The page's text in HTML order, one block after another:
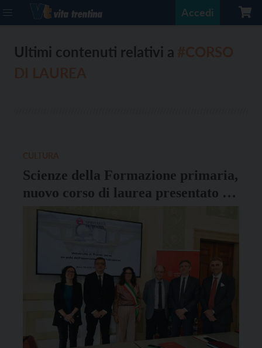
Accedi
Ultimi contenuti relativi a
Scienze della Formazione primaria,
nuovo corso di laurea presentato a
Rovereto